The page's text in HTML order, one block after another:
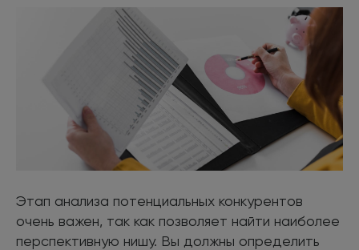
Этап анализа потенциальных конкурентов
очень важен, так как позволяет найти наиболее
перспективную нишу. Вы должны определить